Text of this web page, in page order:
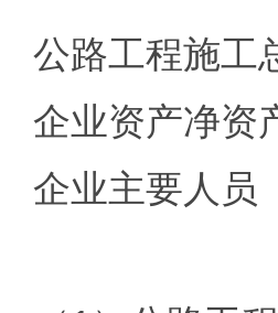
公路工程施工
企业资产净资
企业主要人员